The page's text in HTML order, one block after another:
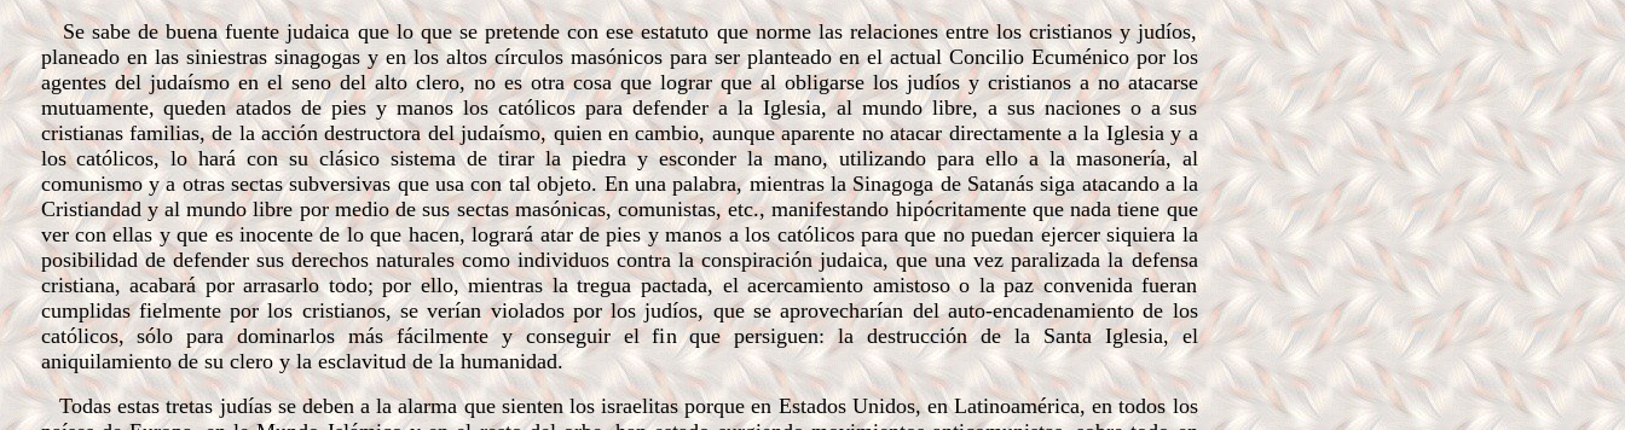
Se sabe de buena fuente judaica que lo que se pretende con ese estatuto que norme las relaciones entre los cristianos y judíos,
planeado en las siniestras sinagogas y en los altos círculos masónicos para ser planteado en el actual Concilio Ecuménico por los
agentes del judaísmo en el seno del alto clero, no es otra cosa que lograr que al obligarse los judíos y cristianos a no atacarse
mutuamente, queden atados de pies y manos los católicos para defender a la Iglesia, al mundo libre, a sus naciones o a sus
cristianas familias, de la acción destructora del judaísmo, quien en cambio, aunque aparente no atacar directamente a la Iglesia y a
los católicos, lo hará con su clásico sistema de tirar la piedra y esconder la mano, utilizando para ello a la masonería, al
comunismo y a otras sectas subversivas que usa con tal objeto. En una palabra, mientras la Sinagoga de Satanás siga atacando a la
Cristiandad y al mundo libre por medio de sus sectas masónicas, comunistas, etc., manifestando hipócritamente que nada tiene que
ver con ellas y que es inocente de lo que hacen, logrará atar de pies y manos a los católicos para que no puedan ejercer siquiera la
posibilidad de defender sus derechos naturales como individuos contra la conspiración judaica, que una vez paralizada la defensa
cristiana, acabará por arrasarlo todo; por ello, mientras la tregua pactada, el acercamiento amistoso o la paz convenida fueran
cumplidas fielmente por los cristianos, se verían violados por los judíos, que se aprovecharían del auto-encadenamiento de los
católicos, sólo para dominarlos más fácilmente y conseguir el fin que persiguen: la destrucción de la Santa Iglesia, el
aniquilamiento de su clero y la esclavitud de la humanidad.
Todas estas tretas judías se deben a la alarma que sienten los israelitas porque en Estados Unidos, en Latinoamérica, en todos los